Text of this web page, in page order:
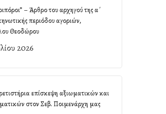
– Άρθρο του αρχηγού της α΄
περιόδου αγοριών,
Θεοδώρου
2026
επίσκεψη αξιωματικών και
στον Σεβ. Ποιμενάρχη μας